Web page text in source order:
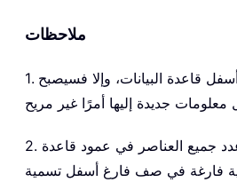
ملاحظات
1. يُفضَّل ألا تضع المعايير أسفل قاعدة البيانات، وإلا فسيصبح
2. إذا أردت حساب عدد جميع العناصر في عمود قاعدة
فارغة في صف فارغ أسفل تسمية